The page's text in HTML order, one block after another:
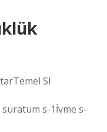
SI
süratυm s-1İvme s-